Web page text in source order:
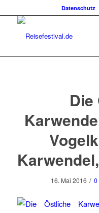
Datenschutz
16. Mai 2016 / 0